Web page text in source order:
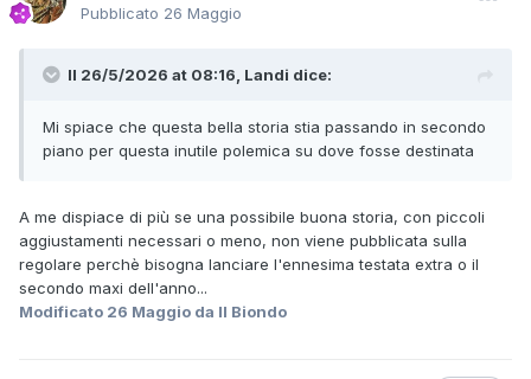
Pubblicato 26 Maggio
Il 26/5/2026 at 08:16, Landi dice:
Mi spiace che questa bella storia stia passando in secondo
piano per questa inutile polemica su dove fosse destinata
A me dispiace di più se una possibile buona storia, con piccoli
aggiustamenti necessari o meno, non viene pubblicata sulla
regolare perchè bisogna lanciare l'ennesima testata extra o il
secondo maxi dell'anno...
Modificato 26 Maggio da Il Biondo